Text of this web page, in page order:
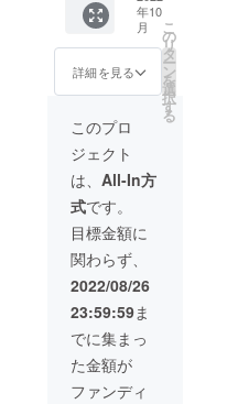
100％）
・チー
ムボー
ルペン
２本
（芯色/
黒） ・
記念Ｔ
シャツ
カ
ラー：
ネイ
ビー
※ワンサ
イズ
身丈71
身幅54
肩幅49
素
材：ポ
リエス
年10
月
詳細を見る
こ
の
リ
タ
ー
ン
を
選
択
す
る
このプロ
ジェクト
は、 All-In方
式です。
目標金額に
関わらず、
2022/08/26
23:59:59ま
でに集まっ
た金額が
ファンディ